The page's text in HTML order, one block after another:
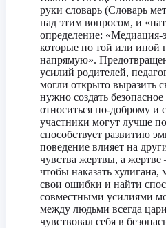
руки словарь (Словарь
над этим вопросом, и
определение:
которые по той или иной
напрямую».
усилий родителей,
могли открыто выразить
нужно создать
относиться по-доброму
участники могут лучше
способствует развитию
поведение влияет на
чувства жертвы, а
чтобы наказать хулигана,
свои ошибки и найти
совместными усилиями
между людьми всегда
чувствовал себя в